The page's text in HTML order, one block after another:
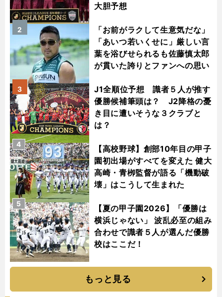
大胆予想
「お前がラクして生意気だな」
「あいつ若いくせに」厳しい言
葉を浴びせられるも佐藤慎太郎
が貫いた誇りとファンへの思い
2
J1全順位予想 識者５人が推す
優勝候補筆頭は？ J2降格の憂
き目に遭いそうな３クラブと
は？
3
【高校野球】創部10年目の甲子
園初出場がすべてを変えた 健大
高崎・青栁監督が語る「機動破
壊」はこうして生まれた
4
【夏の甲子園2026】「優勝は
横浜じゃない」 波乱必至の組み
合わせで識者５人が選んだ優勝
校はここだ！
5
もっと見る